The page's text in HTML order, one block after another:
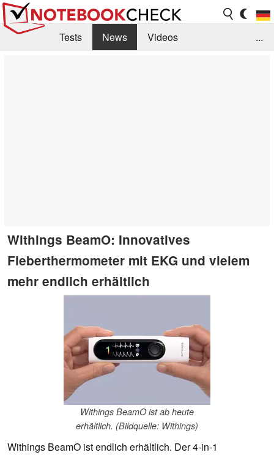
Tests News
Videos
...
Withings BeamO: Innovatives
Fieberthermometer mit EKG und vielem
mehr endlich erhältlich
Withings BeamO ist ab heute
erhältlich. (Bildquelle: Withings)
Withings BeamO ist endlich erhältlich. Der 4-in-1